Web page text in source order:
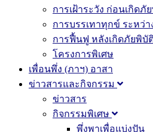
การเฝ้าระวัง ก่อนเกิดภั
การบรรเทาทุกข์ ระหว่
การฟื้นฟู หลังเกิดภัยพิบั
โครงการพิเศษ
เพื่อนพึ่ง (ภาฯ) อาสา
ข่าวสารและกิจกรรม
ข่าวสาร
กิจกรรมพิเศษ
พึ่งพาเพื่อแบ่งปัน